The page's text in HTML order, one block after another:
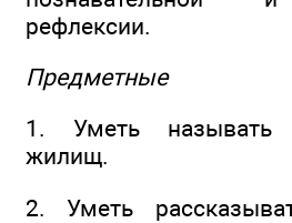
рефлексии.
Предметные
1. Уметь
жилищ.
2. Уметь